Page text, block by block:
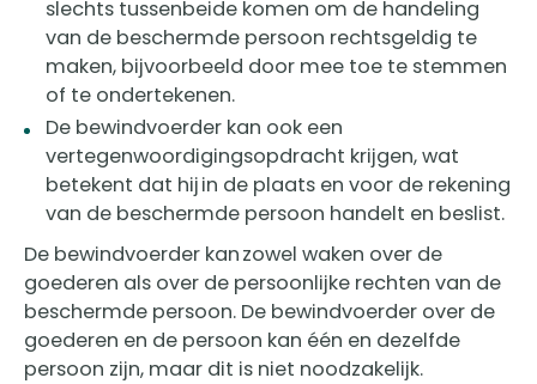
slechts tussenbeide komen om de handeling
van de beschermde persoon rechtsgeldig te
maken, bijvoorbeeld door mee toe te stemmen
of te ondertekenen.
De bewindvoerder kan ook een
vertegenwoordigingsopdracht krijgen, wat
betekent dat hij in de plaats en voor de rekening
van de beschermde persoon handelt en beslist.
De bewindvoerder kan zowel waken over de
goederen als over de persoonlijke rechten van de
beschermde persoon. De bewindvoerder over de
goederen en de persoon kan één en dezelfde
persoon zijn, maar dit is niet noodzakelijk.